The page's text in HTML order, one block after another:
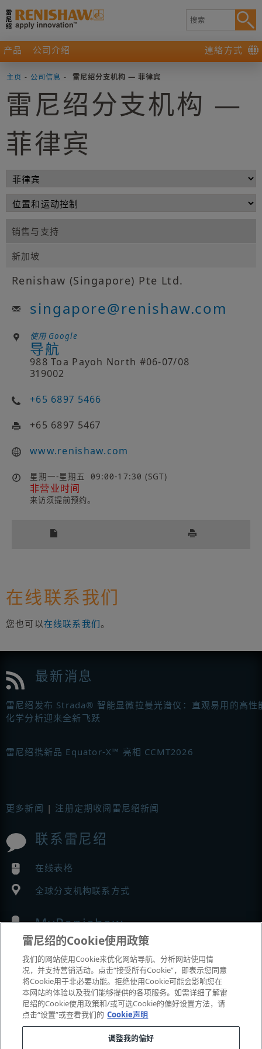
产品 公司介绍 連絡方式
主页 - 公司信息 - 雷尼绍分支机构 — 菲律宾
雷尼绍分支机构 —
菲律宾
销售与支持
新加坡
Renishaw (Singapore) Pte Ltd.
singapore@renishaw.com
使用 Google
导航
988 Toa Payoh North #06-07/08
319002
+65 6897 5466
+65 6897 5467
www.renishaw.com
星期一-星期五 09:00-17:30 (SGT)
非营业时间
来访须提前预约。
在线联系我们
您也可以在线联系我们。
最新消息
雷尼绍发布 Strada® 智能显微拉曼光谱仪：直观易用的高性
化学分析迎来全新飞跃
雷尼绍携新品 Equator-X™ 亮相 CCMT2026
更多新闻 | 注册定期收阅雷尼绍新闻
联系雷尼绍
在线表格
全球分支机构联系方式
MyRenishaw
在线商城
展会与市场活动
我们参加的活动
雷尼绍的Cookie使用政策
我们的网站使用Cookie来优化网站导航、分析网站使用情
况，并支持营销活动。点击“接受所有Cookie”，即表示您同意
将Cookie用于非必要功能。拒绝使用Cookie可能会影响您在
本网站的体验以及我们能够提供的各项服务。如需详细了解雷
尼绍的Cookie使用政策和/或可选Cookie的偏好设置方法，请
点击“设置”或查看我们的 Cookie声明
调整我的偏好